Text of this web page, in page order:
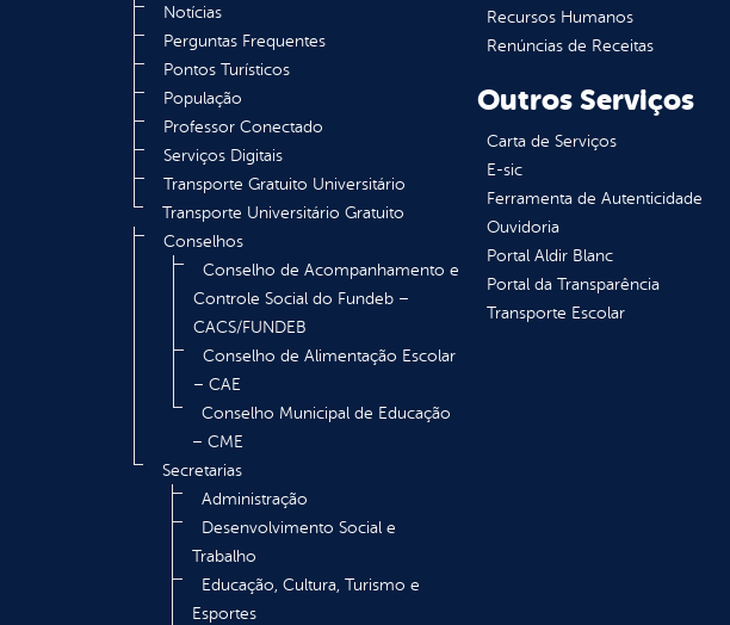
Notícias
Perguntas Frequentes
Pontos Turísticos
População
Professor Conectado
Serviços Digitais
Transporte Gratuito Universitário
Transporte Universitário Gratuito
Conselhos
Conselho de Acompanhamento e
Controle Social do Fundeb –
CACS/FUNDEB
Conselho de Alimentação Escolar
– CAE
Conselho Municipal de Educação
– CME
Secretarias
Administração
Desenvolvimento Social e
Trabalho
Educação, Cultura, Turismo e
Esportes
Recursos Humanos
Renúncias de Receitas
Outros Serviços
Carta de Serviços
E-sic
Ferramenta de Autenticidade
Ouvidoria
Portal Aldir Blanc
Portal da Transparência
Transporte Escolar